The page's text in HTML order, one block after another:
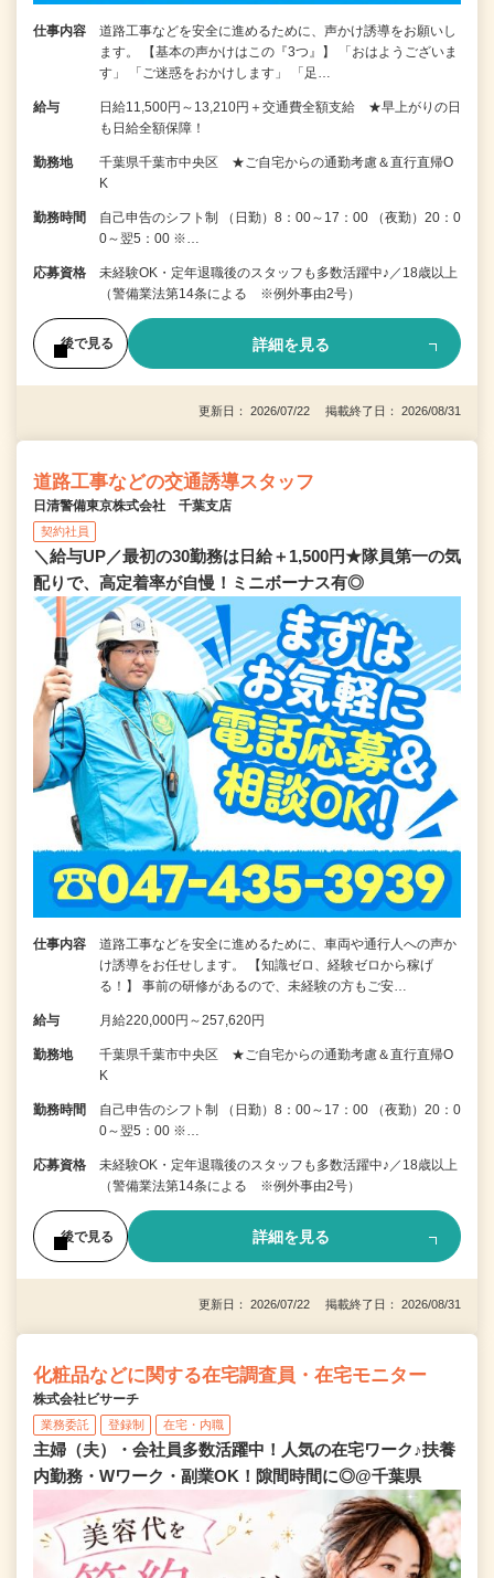
仕事内容
道路工事などを安全に進めるために、声かけ誘導をお願いし
ます。 【基本の声かけはこの『3つ』】 「おはようございま
す」 「ご迷惑をおかけします」 「足…
給与
日給11,500円～13,210円＋交通費全額支給 ★早上がりの日
も日給全額保障！
勤務地
千葉県千葉市中央区 ★ご自宅からの通勤考慮＆直行直帰O
K
勤務時間
自己申告のシフト制 （日勤）8：00～17：00 （夜勤）20：0
0～翌5：00 ※…
応募資格
未経験OK・定年退職後のスタッフも多数活躍中♪／18歳以上
（警備業法第14条による ※例外事由2号）
後で見る 詳細を見る
更新日： 2026/07/22 掲載終了日： 2026/08/31
道路工事などの交通誘導スタッフ
日清警備東京株式会社 千葉支店
契約社員
＼給与UP／最初の30勤務は日給＋1,500円★隊員第一の気
配りで、高定着率が自慢！ミニボーナス有◎
仕事内容
道路工事などを安全に進めるために、車両や通行人への声か
け誘導をお任せします。 【知識ゼロ、経験ゼロから稼げ
る！】 事前の研修があるので、未経験の方もご安…
給与 月給220,000円～257,620円
勤務地
千葉県千葉市中央区 ★ご自宅からの通勤考慮＆直行直帰O
K
勤務時間
自己申告のシフト制 （日勤）8：00～17：00 （夜勤）20：0
0～翌5：00 ※…
応募資格
未経験OK・定年退職後のスタッフも多数活躍中♪／18歳以上
（警備業法第14条による ※例外事由2号）
後で見る 詳細を見る
更新日： 2026/07/22 掲載終了日： 2026/08/31
化粧品などに関する在宅調査員・在宅モニター
株式会社ビサーチ
業務委託 登録制 在宅・内職
主婦（夫）・会社員多数活躍中！人気の在宅ワーク♪扶養
内勤務・Wワーク・副業OK！隙間時間に◎@千葉県